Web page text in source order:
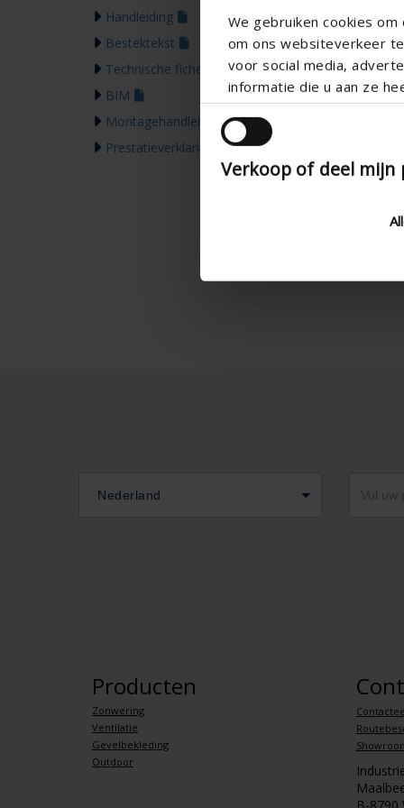
We gebruiken cookies
om ons websiteverkeer
voor social media,
informatie die u aan ze
Verkoop of deel mijn
Handleiding
Bestektekst
Technische fiche
BIM
Montagehandleiding
Prestatieverklaring
Nederland
Producten
Zonwering
Ventilatie
Gevelbekleding
Outdoor